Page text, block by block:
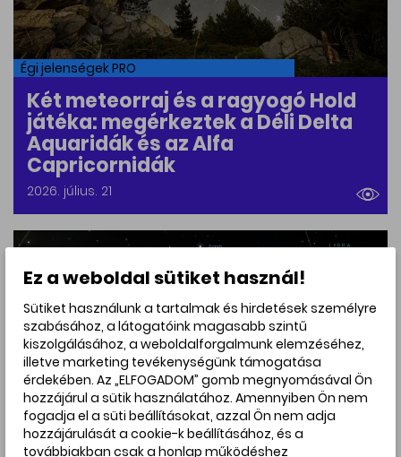
Égi jelenségek PRO
Két meteorraj és a ragyogó Hold
játéka: megérkeztek a Déli Delta
Aquaridák és az Alfa
Capricornidák
2026. július. 21
Ez a weboldal sütiket használ!
Sütiket használunk a tartalmak és hirdetések személyre
szabásához, a látogatóink magasabb szintű
kiszolgálásához, a weboldalforgalmunk elemzéséhez,
illetve marketing tevékenységünk támogatása
érdekében. Az „ELFOGADOM” gomb megnyomásával Ön
hozzájárul a sütik használatához. Amennyiben Ön nem
fogadja el a süti beállításokat, azzal Ön nem adja
hozzájárulását a cookie-k beállításához, és a
továbbiakban csak a honlap működéshez